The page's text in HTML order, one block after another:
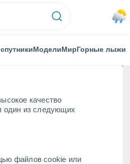
качество
один из следующих
файлов cookie или
МоделиМирГорные лыжи